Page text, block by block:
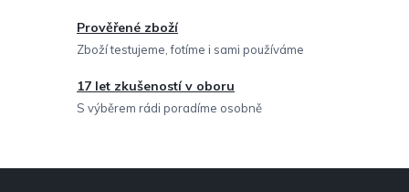
y
v
ý
Prověřené zboží
Zboží testujeme, fotíme i sami používáme
17 let zkušeností v oboru
S výběrem rádi poradíme osobně